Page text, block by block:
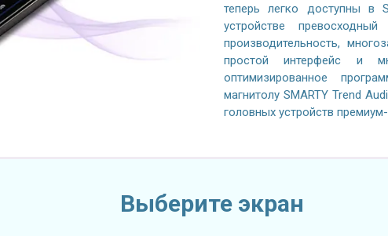
теперь легко доступны в
устройстве
производительность,
простой интерфейс и
оптимизированное
магнитолу SMARTY Trend
головных устройств
Выберите экран